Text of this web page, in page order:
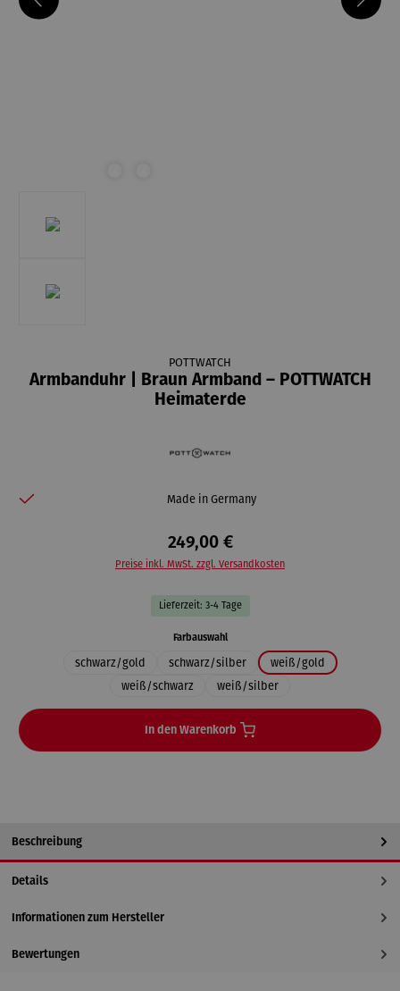
POTTWATCH
Armbanduhr | Braun Armband – POTTWATCH
Heimaterde
Made in Germany
249,00 €
Preise inkl. MwSt. zzgl. Versandkosten
Lieferzeit: 3-4 Tage
Farbauswahlauswählen
schwarz/gold schwarz/silber
weiß/gold
weiß/schwarz
weiß/silber
In den Warenkorb
Beschreibung
Details
Informationen zum Hersteller
Bewertungen